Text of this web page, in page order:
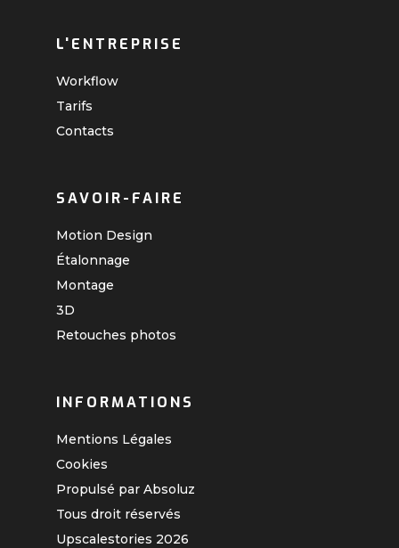
L'ENTREPRISE
Workflow
Tarifs
Contacts
SAVOIR-FAIRE
Motion Design
Étalonnage
Montage
3D
Retouches photos
INFORMATIONS
Mentions Légales
Cookies
Propulsé par Absoluz
Tous droit réservés
Upscalestories 2026